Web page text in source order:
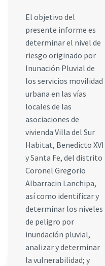
El objetivo del
presente informe es
determinar el nivel de
riesgo originado por
Inunación Pluvial de
los servicios movilidad
urbana en las vías
locales de las
asociaciones de
vivienda Villa del Sur
Habitat, Benedicto XVI
y Santa Fe, del distrito
Coronel Gregorio
Albarracin Lanchipa,
así como identificar y
determinar los niveles
de peligro por
inundación pluvial,
analizar y determinar
la vulnerabilidad; y